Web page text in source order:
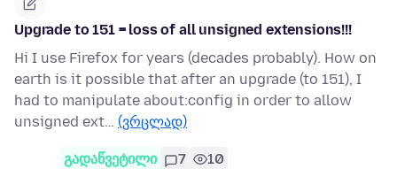
Upgrade to 151 = loss of all unsigned extensions!!!
Hi I use Firefox for years (decades probably). How on
earth is it possible that after an upgrade (to 151), I
had to manipulate about:config in order to allow
unsigned ext… (ვრცლად)
გადაწვეტილი 7 10